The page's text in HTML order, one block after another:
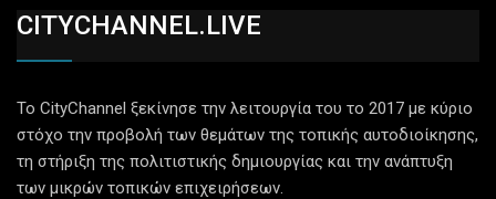
CITYCHANNEL.LIVE
Το CityChannel ξεκίνησε την λειτουργία του το 2017 με κύριο
στόχο την προβολή των θεμάτων της τοπικής αυτοδιοίκησης,
τη στήριξη της πολιτιστικής δημιουργίας και την ανάπτυξη
των μικρών τοπικών επιχειρήσεων.